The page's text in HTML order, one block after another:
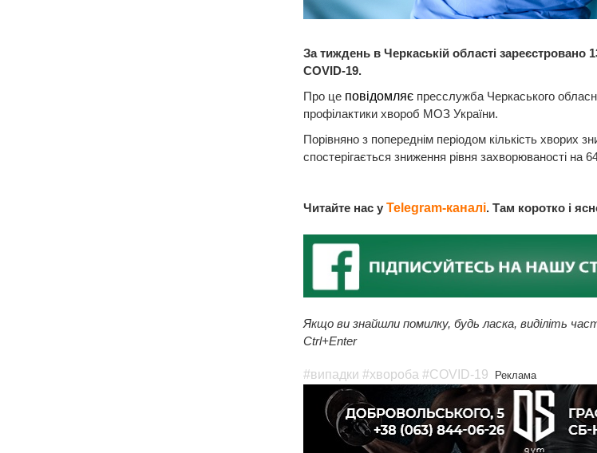
За тиждень в Черкаській області зареєстровано
COVID-19.
Про це повідомляєпресслужба Черкаського
профілактики хвороб МОЗ України.
Порівняно з попереднім періодом кількість хворих
спостерігається зниження рівня захворюваності на
Читайте нас у Telegram-каналі. Там коротко і
Якщо ви знайшли помилку, будь ласка, виділіть
Ctrl+Enter
#випадки #хвороба #COVID-19 Реклама